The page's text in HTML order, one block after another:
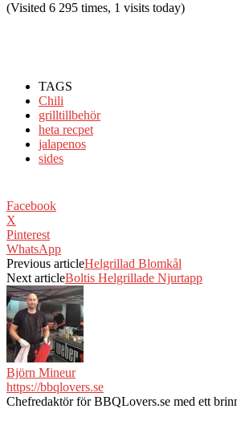
(Visited 6 295 times, 1 visits today)
TAGS
Chili
grilltillbehör
heta recpet
jalapenos
sides
Facebook
X
Pinterest
WhatsApp
Previous articleHelgrillad Blomkål
Next articleBoltis Helgrillade Njurtapp
Björn Mineur
https://bbqlovers.se
Chefredaktör för BBQLovers.se med ett